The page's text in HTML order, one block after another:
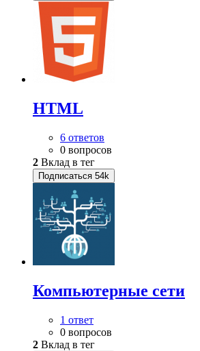
HTML
6 ответов
0 вопросов
2 Вклад в тег
Подписаться 54k
Компьютерные сети
1 ответ
0 вопросов
2 Вклад в тег